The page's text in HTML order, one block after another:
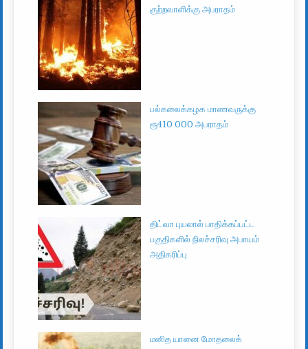
குற்றவாளிக்கு அபராதம்
பல்கலைக்கழக மாணவருக்கு
ரூ410 000 அபராதம்
திட்வா புயலால் பாதிக்கப்பட்ட
பகுதிகளில் நிலச்சரிவு அபாயம்
அதிகரிப்பு
மனித யானை மோதலைக்